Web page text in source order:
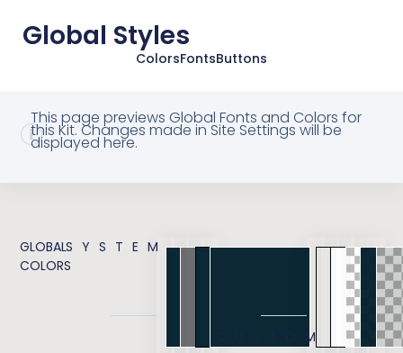
Global Styles
ColorsFontsButtons
This page previews Global Fonts and Colors for
this Kit. Changes made in Site Settings will be
displayed here.
GLOBAL
COLORS
SYSTEM
CUSTOM